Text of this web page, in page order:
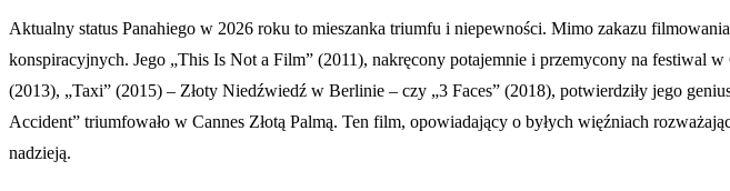
Aktualny status Panahiego w 2026 roku to mieszanka triumfu i niepewności. Mimo zakazu
konspiracyjnych. Jego „This Is Not a Film” (2011), nakręcony potajemnie i przemycony na festiwal
(2013), „Taxi” (2015) – Złoty Niedźwiedź w Berlinie – czy „3 Faces” (2018), potwierdziły jego
Accident” triumfowało w Cannes Złotą Palmą. Ten film, opowiadający o byłych więźniach
nadzieją.